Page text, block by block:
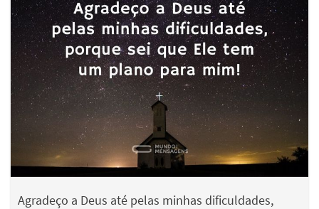
Agradeço a Deus até pelas minhas dificuldades,